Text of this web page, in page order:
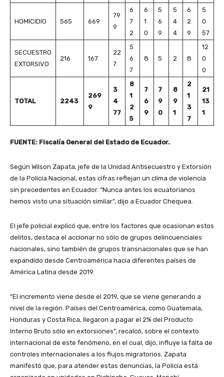
HOMICIDIO 565 669
79
9
6
7
2
6
1
0
5
6
9
5
4
4
6
2
9
5
0
57
SECUESTRO
EXTORSIVO
216 167
22
7
5
6
7
8 5 2 8
12
0
0
TOTAL 2243
269
9
3
4
77
8
1
2
5
7
6
9
7
9
0
8
9
1
2
1
3
7
21
13
1
FUENTE: Fiscalía General del Estado de Ecuador.
Según Wilson Zapata, jefe de la Unidad Antisecuestro y Extorsión
de la Policía Nacional, estas cifras reflejan un clima de violencia
sin precedentes en Ecuador. “Nunca antes los ecuatorianos
hemos visto una situación similar”, dijo a Ecuador Chequea.
El jefe policial explicó que, entre los factores que ocasionan estos
delitos, destaca el accionar no sólo de grupos delincuenciales
nacionales, sino también de grupos transnacionales que se han
expandido desde Centroamérica hacia diferentes países de
América Latina desde 2019.
“El incremento viene desde el 2019, que se viene generando a
nivel de la región. Países del Centroamérica, como Guatemala,
Honduras y Costa Rica, llegaron a pagar el 2% del Producto
Interno Bruto sólo en extorsiones”, recalcó, sobre el contexto
internacional de este fenómeno, en el cual, dijo, influye la falta de
controles internacionales a los flujos migratorios. Zapata
manifestó que, para atender estas denuncias, la Policía está